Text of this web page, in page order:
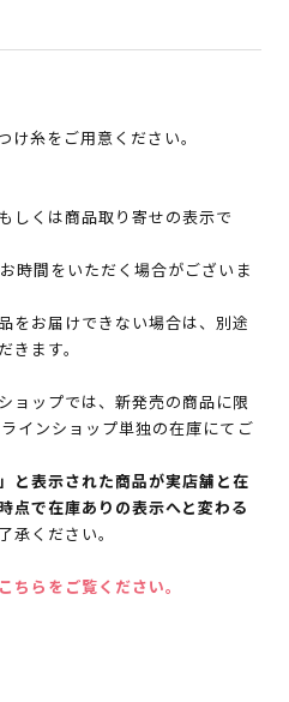
糸をご用意ください。
しくは商品取り寄せの表示で
時間をいただく場合がございま
をお届けできない場合は、別途
ます。
ョップでは、新発売の商品に限
インショップ単独の在庫にてご
と表示された商品が実店舗と在
点で在庫ありの表示へと変わる
承ください。
ちらをご覧ください。